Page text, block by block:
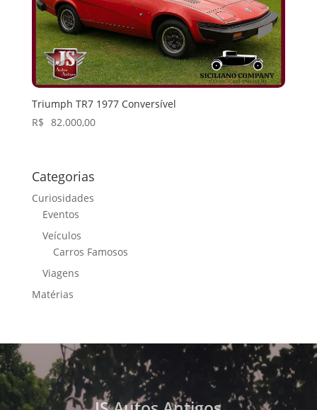
Triumph TR7 1977 Conversível
R$ 82.000,00
Categorias
Curiosidades
Eventos
Veículos
Carros Famosos
Viagens
Matérias